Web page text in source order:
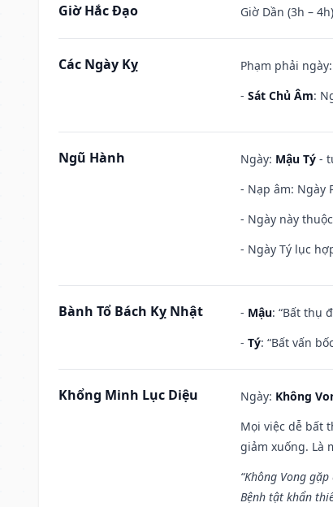
Giờ Hắc Đạo Giờ Dần (3h – 4h)
Các Ngày Kỵ
Phạm phải ngày:
- Sát Chủ Âm:
Ngũ Hành Ngày: Mậu Tý -
- Nạp âm: Ngày
- Ngày này
- Ngày Tý lục
Bành Tổ Bách Kỵ Nhật - Mậu: “Bất thụ
- Tý: “Bất vấn
Khổng Minh Lục Diệu Ngày: Không
Mọi việc dễ bất
giảm xuống. Là
“Không Vong
Bệnh tật khẩn